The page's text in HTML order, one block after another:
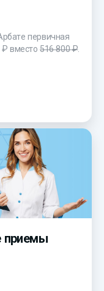
первичная
₽ вместо516 800 ₽.
приемы